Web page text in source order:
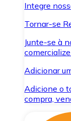
Integre
Tornar-se
Junte-se à
Adicionar
Adicione o
compra,